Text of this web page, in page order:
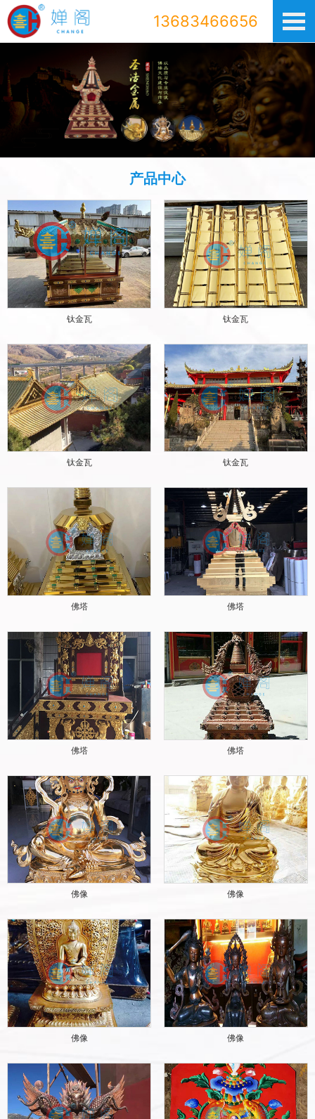
13683466656
产品中心
钛金瓦 钛金瓦
钛金瓦 钛金瓦
佛塔 佛塔
佛塔 佛塔
佛像 佛像
佛像 佛像